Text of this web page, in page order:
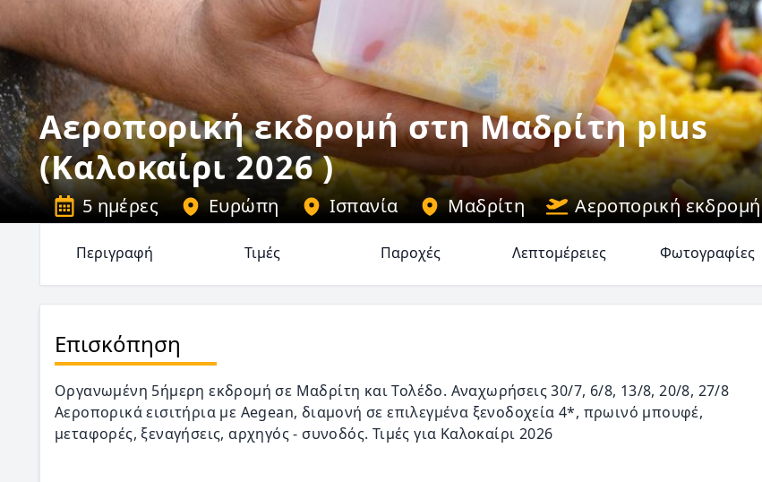
Αεροπορική εκδρομή στη Μαδρίτη plus
(Καλοκαίρι 2026 )
5 ημέρες Ευρώπη Ισπανία Μαδρίτη Αεροπορική εκδρομή
Περιγραφή Τιμές Παροχές Λεπτομέρειες Φωτογραφίες
Επισκόπηση
Οργανωμένη 5ήμερη εκδρομή σε Μαδρίτη και Τολέδο. Αναχωρήσεις 30/7, 6/8, 13/8, 20/8, 27/8
Αεροπορικά εισιτήρια με Aegean, διαμονή σε επιλεγμένα ξενοδοχεία 4*, πρωινό μπουφέ,
μεταφορές, ξεναγήσεις, αρχηγός - συνοδός. Τιμές για Καλοκαίρι 2026